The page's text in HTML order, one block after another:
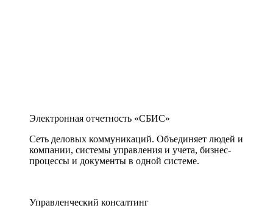
Электронная отчетность «СБИС»
Сеть деловых коммуникаций. Объединяет людей и
компании, системы управления и учета, бизнес-
процессы и документы в одной системе.
Управленческий консалтинг